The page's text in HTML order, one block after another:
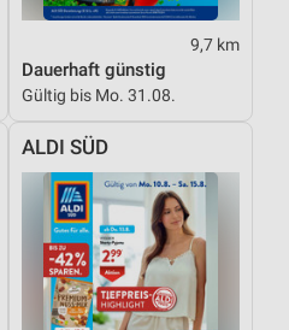
9,7 km
Dauerhaft günstig
Gültig bis Mo. 31.08.
ALDI SÜD